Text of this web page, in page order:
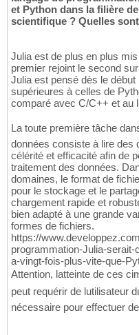
et Python dans la filière
scientifique ? Quelles
Julia est de plus en plus
premier rejoint le second
Julia est pensé dès le
supérieures à celles de
comparé avec C/C++ et au
La toute première tâche
données consiste à lire des
célérité et efficacité afin de
traitement des données.
domaines, le format de
pour le stockage et le
chargement rapide et
bien adapté à une grande
formes de fichiers.
https://
programmation-Julia-
a-vingt-fois-plus-vite-que-
Attention, latteinte de ces
peut requérir de lutilisateur
nécessaire pour effectuer